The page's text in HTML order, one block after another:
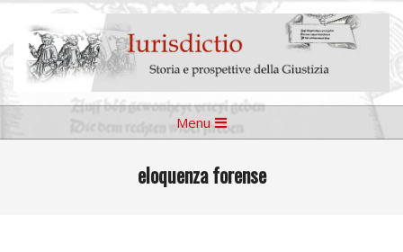
content
Iurisdictio
Navigation
Menu
eloquenza forense